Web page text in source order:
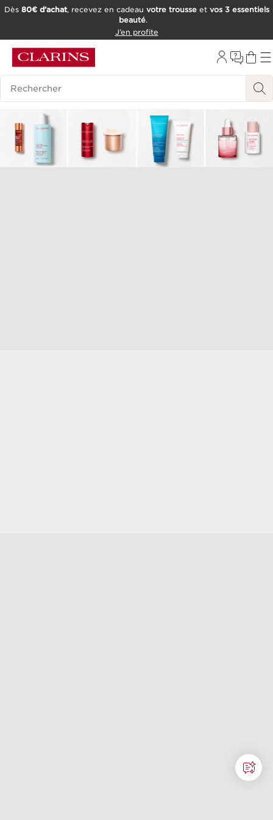
OUTIL D'ACCESSIBILITÉ
Dès 80€ d’achat, recevez en cadeau votre trousseet vos 3 essentiels
beauté.
J’en profite
Historique des recherches